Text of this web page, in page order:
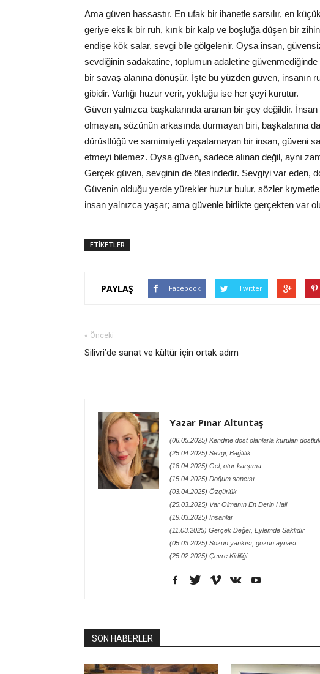
Ama güven hassastır. En ufak bir ihanetle sarsılır, en
geriye eksik bir ruh, kırık bir kalp ve boşluğa düşen bir
endişe kök salar, sevgi bile gölgelenir. Oysa insan,
sevdiğinin sadakatine, toplumun adaletine
bir savaş alanına dönüşür. İşte bu yüzden güven, insanın
gibidir. Varlığı huzur verir, yokluğu ise her şeyi kurutur.
Güven yalnızca başkalarında aranan bir şey değildir.
olmayan, sözünün arkasında durmayan biri, başkalarına
dürüstlüğü ve samimiyeti yaşatamayan bir insan, güveni
etmeyi bilemez. Oysa güven, sadece alınan değil, aynı
Gerçek güven, sevginin de ötesindedir. Sevgiyi var eden,
Güvenin olduğu yerde yürekler huzur bulur, sözler
insan yalnızca yaşar; ama güvenle birlikte gerçekten var
ETİKETLER
PAYLAŞ Facebook Twitter
« Önceki
Silivri’de sanat ve kültür için ortak adım
Yazar Pınar Altuntaş
(06.05.2025) Kendine dost olanlarla kurulan
(25.04.2025) Sevgi, Bağlılık
(18.04.2025) Gel, otur karşıma
(15.04.2025) Doğum sancısı
(03.04.2025) Özgürlük
(25.03.2025) Var Olmanın En Derin Hali
(19.03.2025) İnsanlar
(11.03.2025) Gerçek Değer, Eylemde Saklıdır
(05.03.2025) Sözün yankısı, gözün aynası
(25.02.2025) Çevre Kirliliği
SON HABERLER